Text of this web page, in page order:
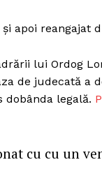
apoi reangajat
lui Ordog
de judecată a
legală.
cu cu un